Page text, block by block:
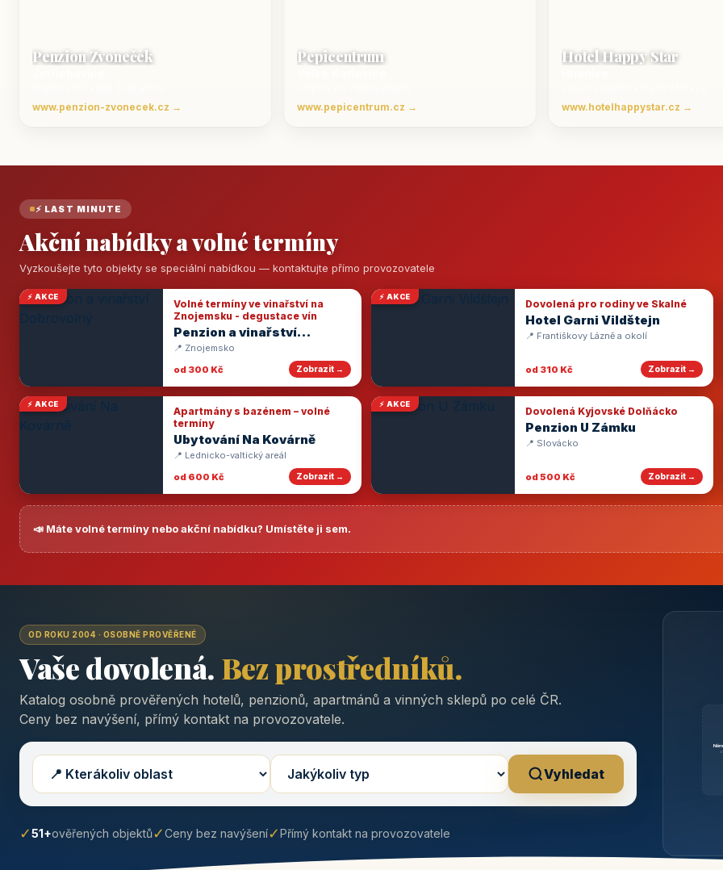
Penzion Zvoneček
www.penzion-zvonecek.cz →
Pepicentrum
www.pepicentrum.cz →
Hotel Happy Star
www.hotelhappystar.cz →
⚡ LAST MINUTE
Akční nabídky a volné termíny
Vyzkoušejte tyto objekty se speciální nabídkou — kontaktujte přímo provozovatele
⚡ AKCE
Volné termíny ve vinařství na
Znojemsku - degustace vín
Penzion a vinařství
Dobrovolný
📍 Znojemsko
od 300 Kč
Zobrazit →
⚡ AKCE
Dovolená pro rodiny ve Skalné
Hotel Garni Vildštejn
📍 Františkovy Lázně a okolí
od 310 Kč Zobrazit →
⚡ AKCE
Apartmány s bazénem – volné
termíny
Ubytování Na Kovárně
📍 Lednicko-valtický areál
od 600 Kč
Zobrazit →
⚡ AKCE
Dovolená Kyjovské Dolňácko
Penzion U Zámku
📍 Slovácko
od 500 Kč Zobrazit →
📣 Máte volné termíny nebo akční nabídku? Umístěte ji sem.
OD ROKU 2004 · OSOBNĚ PROVĚŘENÉ
Vaše dovolená. Bez prostředníků.
Katalog osobně prověřených hotelů, penzionů, apartmánů a vinných sklepů po celé ČR.
Ceny bez navýšení, přímý kontakt na provozovatele.
Vyhledat
✓51+ověřených objektů✓Ceny bez navýšení✓Přímý kontakt na provozovatele